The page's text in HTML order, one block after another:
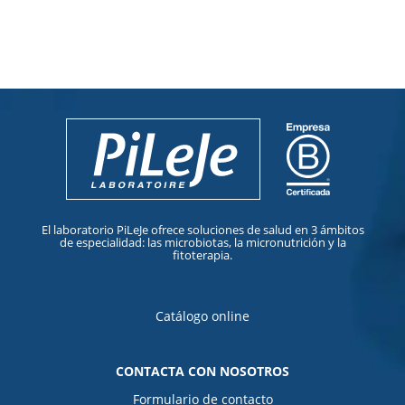
El laboratorio PiLeJe ofrece soluciones de salud en 3 ámbitos
de especialidad: las microbiotas, la micronutrición y la
fitoterapia.
Catálogo online
CONTACTA CON NOSOTROS
Formulario de contacto